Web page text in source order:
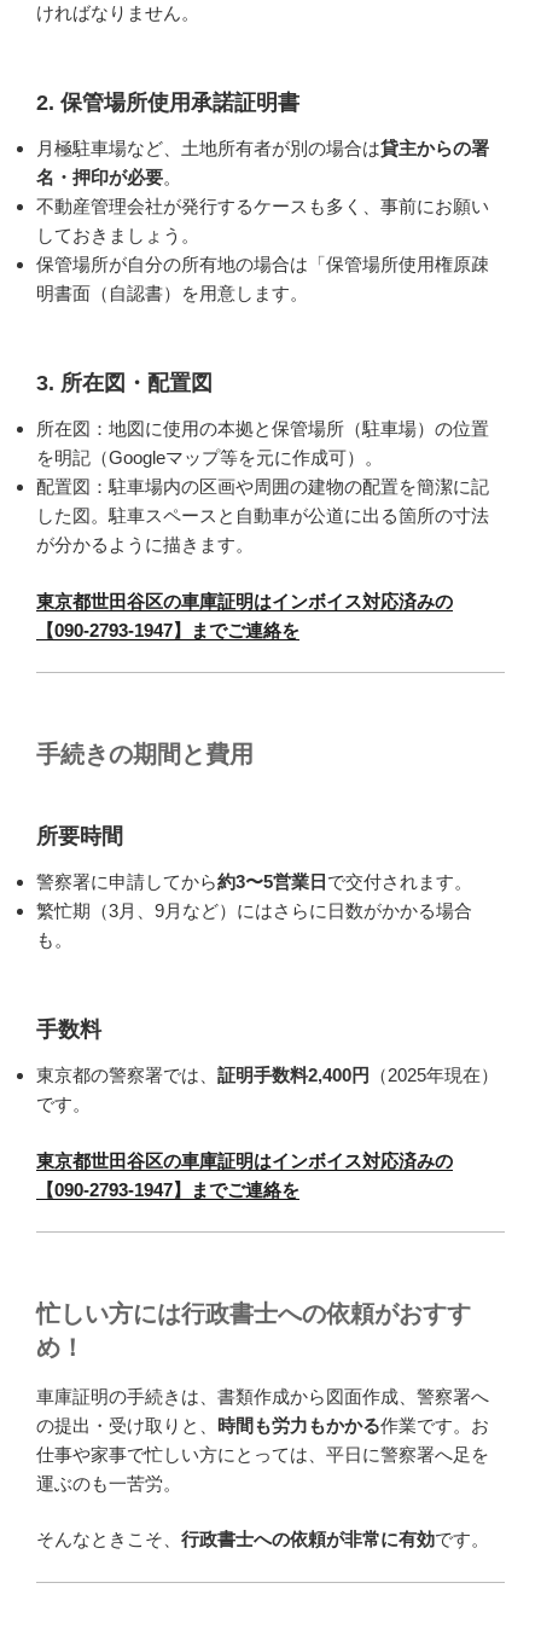
ければなりません。
2. 保管場所使用承諾証明書
月極駐車場など、土地所有者が別の場合は貸主からの署
名・押印が必要。
不動産管理会社が発行するケースも多く、事前にお願い
しておきましょう。
保管場所が自分の所有地の場合は「保管場所使用権原疎
明書面（自認書）を用意します。
3. 所在図・配置図
所在図：地図に使用の本拠と保管場所（駐車場）の位置
を明記（Googleマップ等を元に作成可）。
配置図：駐車場内の区画や周囲の建物の配置を簡潔に記
した図。駐車スペースと自動車が公道に出る箇所の寸法
が分かるように描きます。
東京都世田谷区の車庫証明はインボイス対応済みの
【090-2793-1947】までご連絡を
手続きの期間と費用
所要時間
警察署に申請してから約3〜5営業日 で交付されます。
繁忙期（3月、9月など）にはさらに日数がかかる場合
も。
手数料
東京都の警察署では、 証明手数料2,400円
（2025年現在）
です。
東京都世田谷区の車庫証明はインボイス対応済みの
【090-2793-1947】までご連絡を
忙しい方には行政書士への依頼がおすす
め！
車庫証明の手続きは、書類作成から図面作成、警察署へ
の提出・受け取りと、 時間も労力もかかる作業です。お
仕事や家事で忙しい方にとっては、平日に警察署へ足を
運ぶのも一苦労。
そんなときこそ、 行政書士への依頼が非常に有効です。